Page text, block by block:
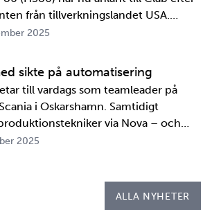
från tillverkningslandet USA.
kan bli en del av SKB:s
Redan 2008 i…
2025
sikte på automatisering
till vardags som teamleader på
i Oskarshamn. Samtidigt
via Nova – och
gör hon både sin praktik, även
2025
ALLA NYHETER